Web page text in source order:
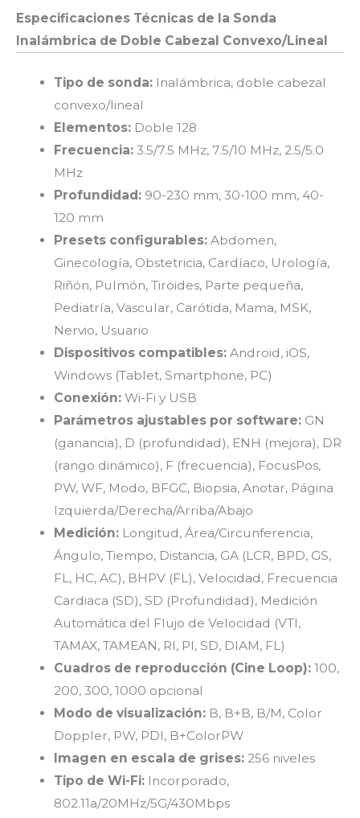
Especificaciones Técnicas de la Sonda
Inalámbrica de Doble Cabezal Convexo/Lineal
Tipo de sonda:Inalámbrica, doble cabezal
convexo/lineal
Elementos:Doble 128
Frecuencia:3.5/7.5 MHz, 7.5/10 MHz, 2.5/5.0
MHz
Profundidad:90-230 mm, 30-100 mm, 40-
120 mm
Presets configurables:Abdomen,
Ginecología, Obstetricia, Cardíaco, Urología,
Riñón, Pulmón, Tiroides, Parte pequeña,
Pediatría, Vascular, Carótida, Mama, MSK,
Nervio, Usuario
Dispositivos compatibles:Android, iOS,
Windows (Tablet, Smartphone, PC)
Conexión:Wi-Fi y USB
Parámetros ajustables por software:GN
(ganancia), D (profundidad), ENH (mejora), DR
(rango dinámico), F (frecuencia), FocusPos,
PW, WF, Modo, BFGC, Biopsia, Anotar, Página
Izquierda/Derecha/Arriba/Abajo
Medición:Longitud, Área/Circunferencia,
Ángulo, Tiempo, Distancia, GA (LCR, BPD, GS,
FL, HC, AC), BHPV (FL), Velocidad, Frecuencia
Cardiaca (SD), SD (Profundidad), Medición
Automática del Flujo de Velocidad (VTI,
TAMAX, TAMEAN, RI, PI, SD, DIAM, FL)
Cuadros de reproducción (Cine Loop):100,
200, 300, 1000 opcional
Modo de visualización:B, B+B, B/M, Color
Doppler, PW, PDI, B+ColorPW
Imagen en escala de grises:256 niveles
Tipo de Wi-Fi:Incorporado,
802.11a/20MHz/5G/430Mbps